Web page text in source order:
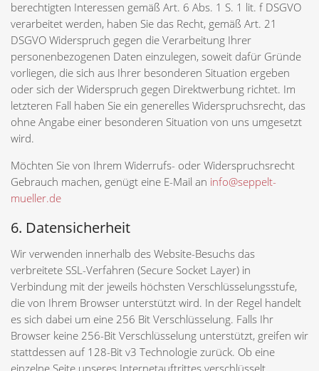
berechtigten Interessen gemäß Art. 6 Abs. 1 S. 1 lit. f DSGVO
verarbeitet werden, haben Sie das Recht, gemäß Art. 21
DSGVO Widerspruch gegen die Verarbeitung Ihrer
personenbezogenen Daten einzulegen, soweit dafür Gründe
vorliegen, die sich aus Ihrer besonderen Situation ergeben
oder sich der Widerspruch gegen Direktwerbung richtet. Im
letzteren Fall haben Sie ein generelles Widerspruchsrecht, das
ohne Angabe einer besonderen Situation von uns umgesetzt
wird.
Möchten Sie von Ihrem Widerrufs- oder Widerspruchsrecht
Gebrauch machen, genügt eine E-Mail an info@seppelt-
mueller.de
6. Datensicherheit
Wir verwenden innerhalb des Website-Besuchs das
verbreitete SSL-Verfahren (Secure Socket Layer) in
Verbindung mit der jeweils höchsten Verschlüsselungsstufe,
die von Ihrem Browser unterstützt wird. In der Regel handelt
es sich dabei um eine 256 Bit Verschlüsselung. Falls Ihr
Browser keine 256-Bit Verschlüsselung unterstützt, greifen wir
stattdessen auf 128-Bit v3 Technologie zurück. Ob eine
einzelne Seite unseres Internetauftrittes verschlüsselt